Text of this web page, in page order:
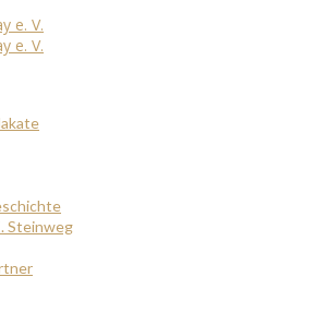
Steinweg